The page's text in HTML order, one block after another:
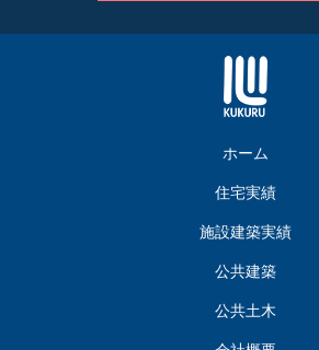
ホーム
住宅実績
施設建築実績
公共建築
公共土木